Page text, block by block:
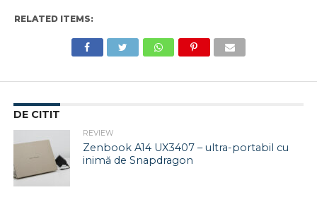
RELATED ITEMS:
DE CITIT
REVIEW
Zenbook A14 UX3407 – ultra-portabil cu
inimă de Snapdragon